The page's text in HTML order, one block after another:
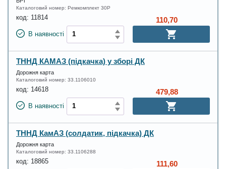
Каталоговий номер: Ремкомплект 30Р
код: 11814
В наявності
110,70
ТННД КАМАЗ (підкачка) у зборі ДК
Дорожня карта
Каталоговий номер: 33.1106010
код: 14618
В наявності
479,88
ТННД КамАЗ (солдатик, підкачка) ДК
Дорожня карта
Каталоговий номер: 33.1106288
код: 18865 111,60